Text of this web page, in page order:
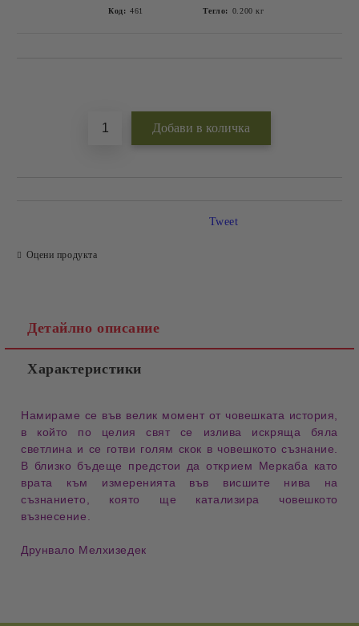
Код: 461 Тегло: 0.200 кг
Оцени продукта
Tweet
Детайлно описание
Характеристики
Намираме се във велик момент от човешката история,
в който по целия свят се излива искряща бяла
светлина и се готви голям скок в човешкото съзнание.
В близко бъдеще предстои да открием Меркаба като
врата към измеренията във висшите нива на
съзнанието, която ще катализира човешкото
възнесение.
Друнвало Мелхизедек